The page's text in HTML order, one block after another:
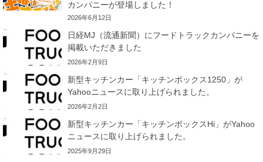
カンパニーが登場しました！
2026年6月12日
日経MJ（流通新聞）にフードトラックカンパニーを
掲載いただきました
2026年2月9日
新型キッチンカー「キッチンボックス1250」が
Yahooニュースに取り上げられました。
2026年2月2日
新型キッチンカー「キッチンボックスHi」がYahoo
ニュースに取り上げられました。
2025年9月29日